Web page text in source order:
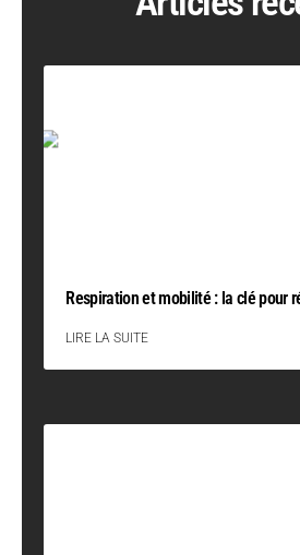
Respiration et mobilité : la clé pour
LIRE LA SUITE